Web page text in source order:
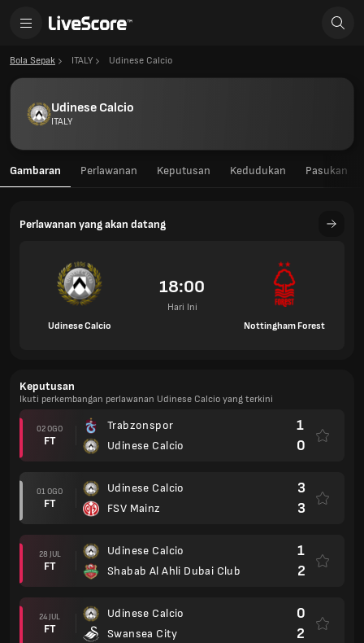
Bola Sepak ITALY Udinese Calcio
Udinese Calcio
ITALY
Gambaran Perlawanan Keputusan Kedudukan Pasukan
Perlawanan yang akan datang
Udinese Calcio
18:00
Hari Ini
Nottingham Forest
Keputusan
Ikuti perkembangan perlawanan Udinese Calcio yang terkini
02 OGO
FT
Trabzonspor
Udinese Calcio
1
0
01 OGO
FT
Udinese Calcio
FSV Mainz
3
3
28 JUL
FT
Udinese Calcio
Shabab Al Ahli Dubai Club
1
2
24 JUL
FT
Udinese Calcio
Swansea City
0
2